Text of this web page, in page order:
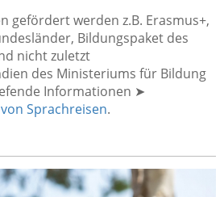
gefördert werden z.B. Erasmus+,
Bildungspaket des
nicht zuletzt
des Ministeriums für Bildung
Informationen ➤
Sprachreisen.